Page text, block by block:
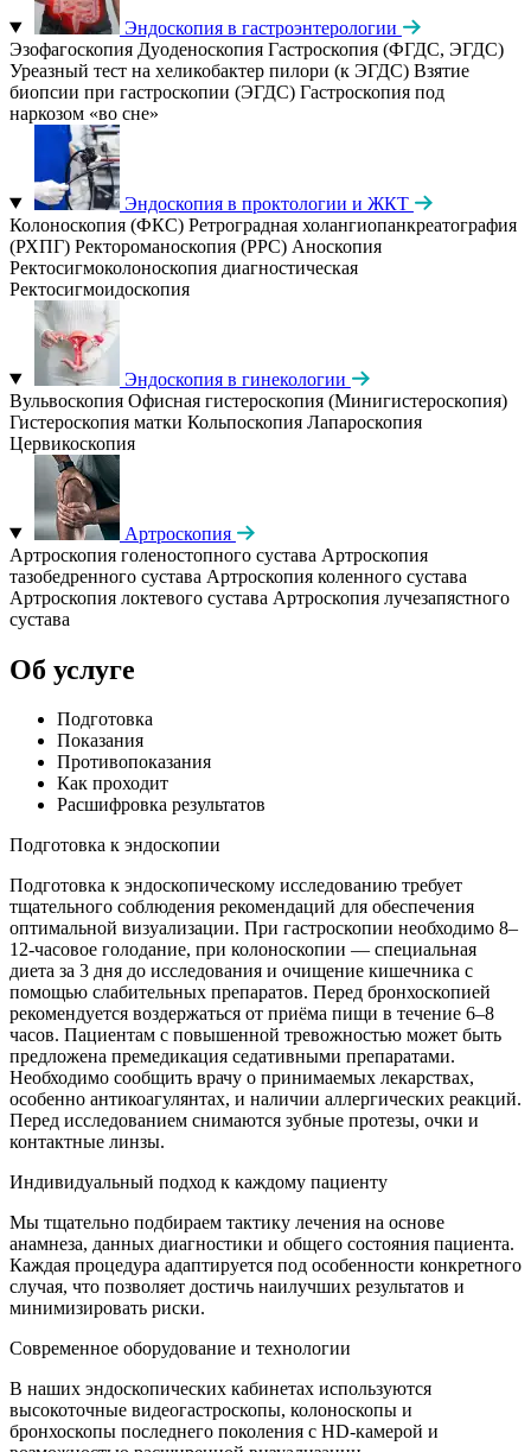
Эндоскопия в гастроэнтерологии
Эзофагоскопия Дуоденоскопия Гастроскопия (ФГДС, ЭГДС)
Уреазный тест на хеликобактер пилори (к ЭГДС) Взятие
биопсии при гастроскопии (ЭГДС) Гастроскопия под
наркозом «во сне»
Эндоскопия в проктологии и ЖКТ
Колоноскопия (ФКС) Ретроградная холангиопанкреатография
(РХПГ) Ректороманоскопия (РРС) Аноскопия
Ректосигмоколоноскопия диагностическая
Ректосигмоидоскопия
Эндоскопия в гинекологии
Вульвоскопия Офисная гистероскопия (Минигистероскопия)
Гистероскопия матки Кольпоскопия Лапароскопия
Цервикоскопия
Артроскопия
Артроскопия голеностопного сустава Артроскопия
тазобедренного сустава Артроскопия коленного сустава
Артроскопия локтевого сустава Артроскопия лучезапястного
сустава
Об услуге
Подготовка
Показания
Противопоказания
Как проходит
Расшифровка результатов
Подготовка к эндоскопии
Подготовка к эндоскопическому исследованию требует
тщательного соблюдения рекомендаций для обеспечения
оптимальной визуализации. При гастроскопии необходимо 8–
12-часовое голодание, при колоноскопии — специальная
диета за 3 дня до исследования и очищение кишечника с
помощью слабительных препаратов. Перед бронхоскопией
рекомендуется воздержаться от приёма пищи в течение 6–8
часов. Пациентам с повышенной тревожностью может быть
предложена премедикация седативными препаратами.
Необходимо сообщить врачу о принимаемых лекарствах,
особенно антикоагулянтах, и наличии аллергических реакций.
Перед исследованием снимаются зубные протезы, очки и
контактные линзы.
Индивидуальный подход к каждому пациенту
Мы тщательно подбираем тактику лечения на основе
анамнеза, данных диагностики и общего состояния пациента.
Каждая процедура адаптируется под особенности конкретного
случая, что позволяет достичь наилучших результатов и
минимизировать риски.
Современное оборудование и технологии
В наших эндоскопических кабинетах используются
высокоточные видеогастроскопы, колоноскопы и
бронхоскопы последнего поколения с HD-камерой и